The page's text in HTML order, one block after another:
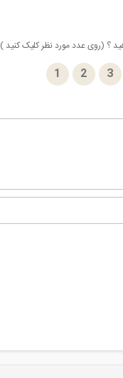
؟ (روی عدد مورد نظر کلیک کنید )
1 2 3